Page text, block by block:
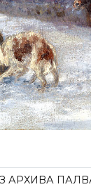
АРХИВА